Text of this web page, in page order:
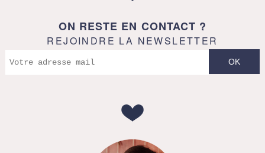
ON RESTE EN CONTACT ?
REJOINDRE LA NEWSLETTER